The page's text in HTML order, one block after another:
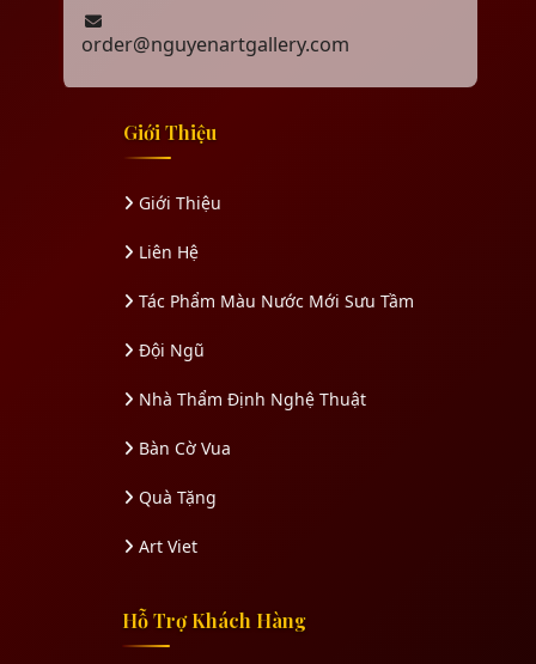
order@nguyenartgallery.com
Giới Thiệu
Giới Thiệu
Liên Hệ
Tác Phẩm Màu Nước Mới Sưu Tầm
Đội Ngũ
Nhà Thẩm Định Nghệ Thuật
Bàn Cờ Vua
Quà Tặng
Art Viet
Hỗ Trợ Khách Hàng